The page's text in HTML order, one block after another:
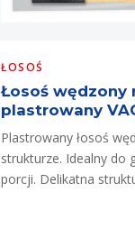
ŁOSOŚ
Łosoś wędzony
plastrowany
Plastrowany łosoś
strukturze. Idealny do
porcji. Delikatna